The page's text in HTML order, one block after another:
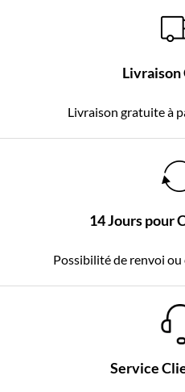
Livraison gratuite à
14 Jours pour
Possibilité de renvoi ou
Service